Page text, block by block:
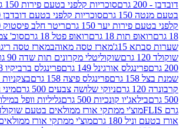
סוכריות קלפני בטעם פירות 150 גרם
סוכריות
סוכריות קלפני בטעם דובדבן 150 גרם
יער 150 גרם
ריטר חלב פיסטוק 100 גרם
תות 18 גרם
רואופ פטל 18 גרם
סוכ' צמר גפן תות
מארז טסה מאוהב מארז טסה ריגושים
שוקוליטלי מקרונים תות שדה 90 גרם
קוטדור
אורגינל 149 גרם
פרינגלס ברביקיו 158 גרם
פרינגלס פיצה 158 גרם
בצקניות אורז
ניוקי שלושה צבעים 500 גרם
מיני ניוקי 500 גרם
קונכיות 500 גרם
ממתקי אורז ממולאים בטעם שוקולד 180 גרם
גרם
מוצ'י ממתקי אורז ממולאים בטעם